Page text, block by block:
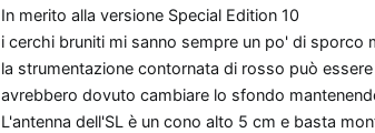
In merito alla versione Special Edition 10
i cerchi bruniti mi sanno sempre un po' di sporco
la strumentazione contornata di rosso può
avrebbero dovuto cambiare lo sfondo
L'antenna dell'SL è un cono alto 5 cm e basta